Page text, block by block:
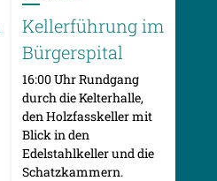
Kellerführung im
Bürgerspital
16:00 Uhr Rundgang
durch die Kelterhalle,
den Holzfasskeller mit
Blick in den
Edelstahlkeller und die
Schatzkammern.